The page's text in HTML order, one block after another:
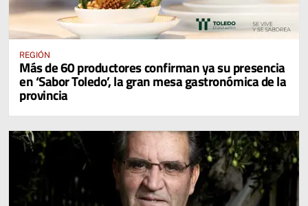
REGIÓN
Más de 60 productores confirman ya su presencia
en ‘Sabor Toledo’, la gran mesa gastronómica de la
provincia